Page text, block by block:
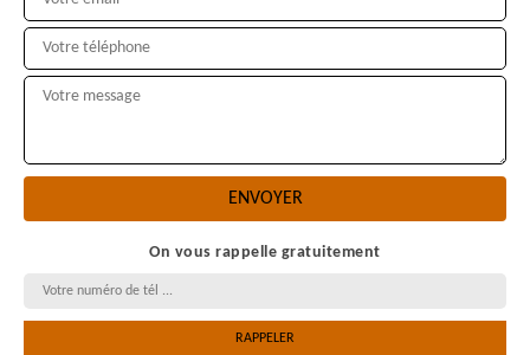
On vous rappelle gratuitement